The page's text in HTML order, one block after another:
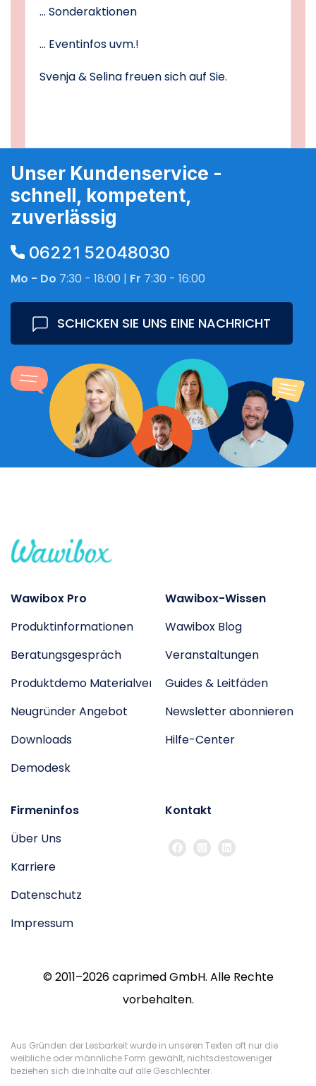
... Sonderaktionen
... Eventinfos uvm.!
Svenja & Selina freuen sich auf Sie.
Unser Kundenservice -
schnell, kompetent,
zuverlässig
06221 52048030
Mo - Do 7:30 - 18:00 | Fr 7:30 - 16:00
SCHICKEN SIE UNS EINE NACHRICHT
Wawibox Pro
Produktinformationen
Beratungsgespräch
Produktdemo Materialverwaltung
Neugründer Angebot
Downloads
Demodesk
Wawibox-Wissen
Wawibox Blog
Veranstaltungen
Guides & Leitfäden
Newsletter abonnieren
Hilfe-Center
Firmeninfos
Über Uns
Karriere
Datenschutz
Impressum
Kontakt
© 2011–2026 caprimed GmbH. Alle Rechte
vorbehalten.
Aus Gründen der Lesbarkeit wurde in unseren Texten oft nur die
weibliche oder männliche Form gewählt, nichtsdestoweniger
beziehen sich die Inhalte auf alle Geschlechter.